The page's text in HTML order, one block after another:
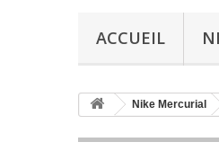
ACCUEIL
Nike Mercurial